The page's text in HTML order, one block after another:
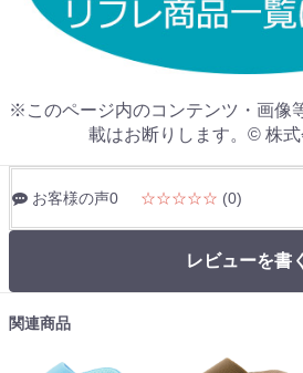
※このページ内のコンテンツ・画像
載はお断りします。© 株
お客様の声0 ☆☆☆☆☆ (0)
レビューを書く
関連商品